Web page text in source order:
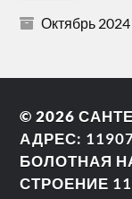
Октябрь 2024
© 2026
АДРЕС:
БОЛОТНАЯ
СТРОЕНИЕ 11